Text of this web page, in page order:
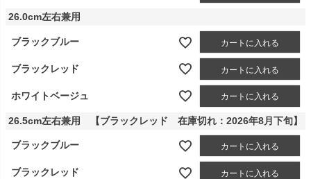
26.0cm左右兼用
ブラックブルー カートに入れる
ブラックレッド カートに入れる
ホワイトベージュ カートに入れる
26.5cm左右兼用 【ブラックレッド 在庫切れ：2026年8月下旬】
ブラックブルー カートに入れる
ブラックレッド カートに入れる